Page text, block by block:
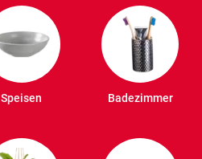
Speisen Badezimmer